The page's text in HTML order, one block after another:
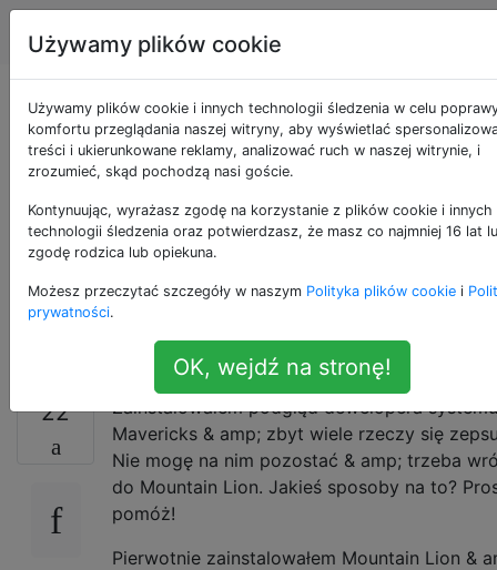
Apple Tagi
Wycofaj się z OS X
Mavericks (lub
nowszego systemu
operacyjnego) do
Mountain Lion
22
Zainstalowałem podgląd dewelopera
Mavericks & amp; zbyt wiele rzeczy się
Nie mogę na nim pozostać & amp; trzeba
do Mountain Lion. Jakieś sposoby na to?
pomóż!
Pierwotnie zainstalowałem Mountain Lion &
Używamy plików cookie
Używamy plików cookie i innych technologii śledzenia w celu
komfortu przeglądania naszej witryny, aby wyświetlać
treści i ukierunkowane reklamy, analizować ruch w naszej witrynie, i
zrozumieć, skąd pochodzą nasi goście.
Kontynuując, wyrażasz zgodę na korzystanie z plików cookie i innych
technologii śledzenia oraz potwierdzasz, że masz co najmniej 16 lat
zgodę rodzica lub opiekuna.
Możesz przeczytać szczegóły w naszym Polityka plików cookie i
prywatności.
OK, wejdź na stronę!